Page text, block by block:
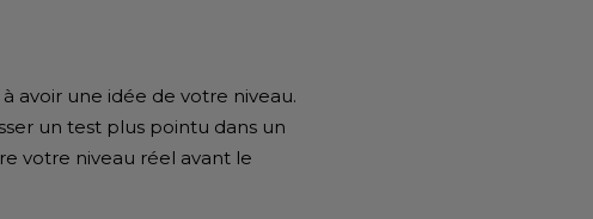
avoir une idée de votre niveau.
un test plus pointu dans un
votre niveau réel avant le